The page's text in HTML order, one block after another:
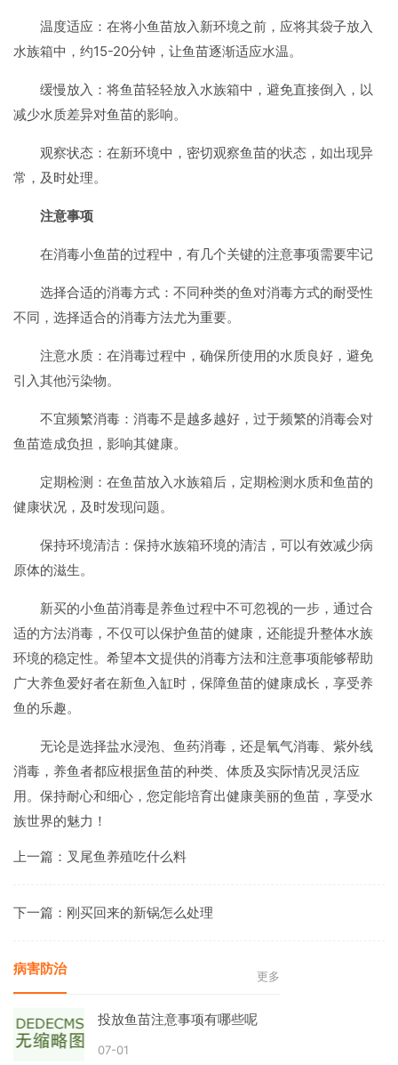
温度适应：在将小鱼苗放入新环境之前，应将其袋子放入
水族箱中，约15-20分钟，让鱼苗逐渐适应水温。
缓慢放入：将鱼苗轻轻放入水族箱中，避免直接倒入，以
减少水质差异对鱼苗的影响。
观察状态：在新环境中，密切观察鱼苗的状态，如出现异
常，及时处理。
注意事项
在消毒小鱼苗的过程中，有几个关键的注意事项需要牢记
选择合适的消毒方式：不同种类的鱼对消毒方式的耐受性
不同，选择适合的消毒方法尤为重要。
注意水质：在消毒过程中，确保所使用的水质良好，避免
引入其他污染物。
不宜频繁消毒：消毒不是越多越好，过于频繁的消毒会对
鱼苗造成负担，影响其健康。
定期检测：在鱼苗放入水族箱后，定期检测水质和鱼苗的
健康状况，及时发现问题。
保持环境清洁：保持水族箱环境的清洁，可以有效减少病
原体的滋生。
新买的小鱼苗消毒是养鱼过程中不可忽视的一步，通过合
适的方法消毒，不仅可以保护鱼苗的健康，还能提升整体水族
环境的稳定性。希望本文提供的消毒方法和注意事项能够帮助
广大养鱼爱好者在新鱼入缸时，保障鱼苗的健康成长，享受养
鱼的乐趣。
无论是选择盐水浸泡、鱼药消毒，还是氧气消毒、紫外线
消毒，养鱼者都应根据鱼苗的种类、体质及实际情况灵活应
用。保持耐心和细心，您定能培育出健康美丽的鱼苗，享受水
族世界的魅力！
上一篇： 叉尾鱼养殖吃什么料
下一篇： 刚买回来的新锅怎么处理
病害防治 更多
投放鱼苗注意事项有哪些呢
07-01